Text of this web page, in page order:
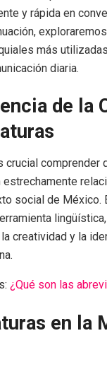
y rápida en
más
diaria.
de la
crucial comprender
social de México.
creatividad y la
¿Qué son las
en la